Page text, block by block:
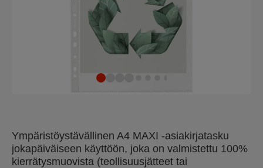
Ympäristöystävällinen A4 MAXI -asiakirjatasku
jokapäiväiseen käyttöön, joka on valmistettu 100%
kierrätysmuovista (teollisuusjätteet tai